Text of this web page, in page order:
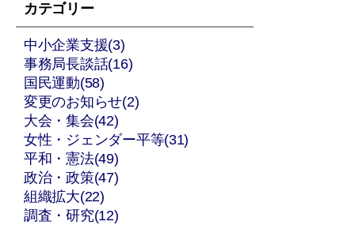
カテゴリー
中小企業支援(3)
事務局長談話(16)
国民運動(58)
変更のお知らせ(2)
大会・集会(42)
女性・ジェンダー平等(31)
平和・憲法(49)
政治・政策(47)
組織拡大(22)
調査・研究(12)